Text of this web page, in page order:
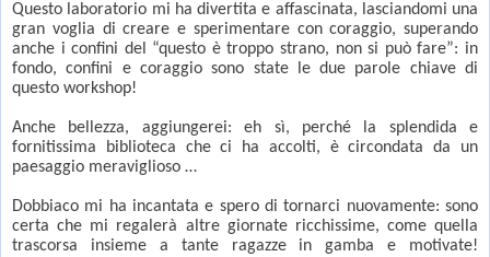
Questo laboratorio mi ha divertita e affascinata, lasciandomi una
gran voglia di creare e sperimentare con coraggio, superando
anche i confini del “questo è troppo strano, non si può fare”: in
fondo, confini e coraggio sono state le due parole chiave di
questo workshop!
Anche bellezza, aggiungerei: eh sì, perché la splendida e
fornitissima biblioteca che ci ha accolti, è circondata da un
paesaggio meraviglioso …
Dobbiaco mi ha incantata e spero di tornarci nuovamente: sono
certa che mi regalerà altre giornate ricchissime, come quella
trascorsa insieme a tante ragazze in gamba e motivate!